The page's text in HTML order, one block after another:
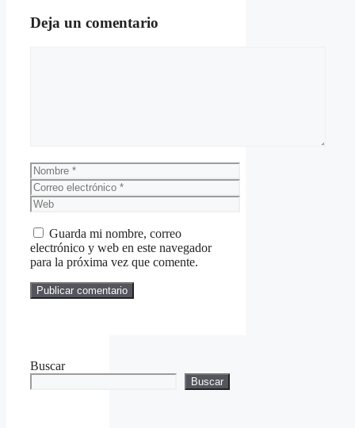
Deja un comentario
Nombre
Correo
electrónico
Web
Guarda mi nombre, correo
electrónico y web en este navegador
para la próxima vez que comente.
Buscar
Buscar